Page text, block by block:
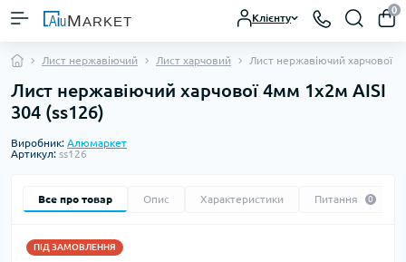
Клієнту
0
Лист нержавіючий Лист харчовий Лист нержавіючий харчової
Лист нержавіючий харчової 4мм 1х2м AISI
304 (ss126)
Виробник: Алюмаркет
Артикул: ss126
Все про товар Опис Характеристики Питання 0
ПІД ЗАМОВЛЕННЯ